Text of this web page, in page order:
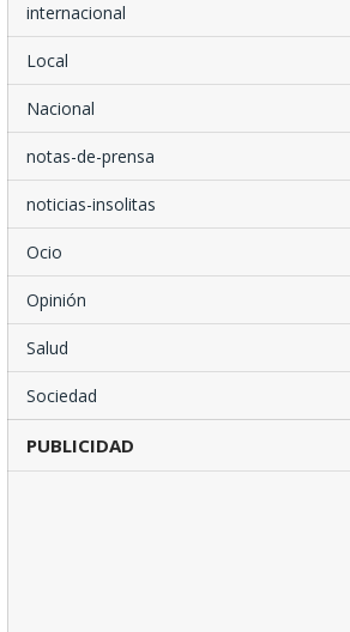
internacional
Local
Nacional
notas-de-prensa
noticias-insolitas
Ocio
Opinión
Salud
Sociedad
PUBLICIDAD